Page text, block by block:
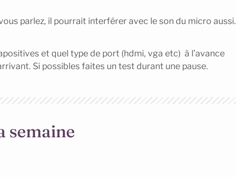
parlez, il pourrait interférer avec le son du micro aussi.
et quel type de port (hdmi, vga etc) à l’avance
Si possibles faites un test durant une pause.
semaine